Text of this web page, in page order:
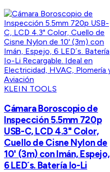
KLEIN TOOLS
Cámara Boroscopio de
Inspección 5.5mm 720p
USB-C, LCD 4.3" Color,
Cuello de Cisne Nylon de
10' (3m) con Imán, Espejo,
6 LED´s. Batería Io-Li